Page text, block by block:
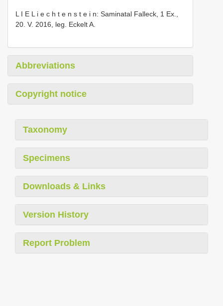
L I E L i e c h t e n s t e i n: Saminatal Falleck, 1 Ex.,
20. V. 2016, leg. Eckelt A.
Abbreviations
Copyright notice
Taxonomy
Specimens
Downloads & Links
Version History
Report Problem